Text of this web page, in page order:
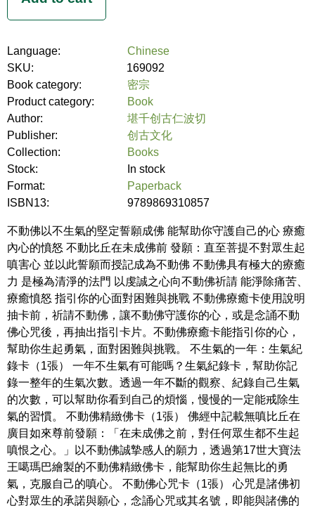
Language:
Chinese
SKU:
169092
Book category:
密宗
Product category:
Book
Author:
堪千创古仁波切
Publisher:
创古文化
Collection:
Books
Stock:
In stock
Format:
Paperback
ISBN13:
9789869310857
不動佛以不生氣的堅定誓願成佛 能幫助你守護自己的心 療癒
內心的憤怒 不動比丘在未成佛前 發願：直至菩提不對眾生起
嗔害心 並以此誓願而授記成為不動佛 不動佛具有極大的療癒
力 是極為清淨的法門 以虔誠之心向不動佛祈請 能淨除痛苦、
療癒憤怒 指引你的心面對困難與挑戰 不動佛療癒卡使用說明
抽卡前，祈請不動佛，讓不動佛守護你的心，或是念誦不動
佛心咒後，再抽出指引卡片。不動佛療癒卡能指引你的心，
幫助你生起勇氣，面對困難與挑戰。 不生氣的一年：生氣紀
錄卡（1張） 一年不生氣有可能嗎？生氣紀錄卡，幫助你記
錄一整年的生氣次數。透過一年不斷的觀察、紀錄自己生氣
的次數，可以幫助你看到自己的煩惱，慢慢的一定能戒除生
氣的習慣。 不動佛精緻佛卡（1張） 佛經中記載無嗔比丘在
廣目如來尊前發願：「在未成佛之前，對任何眾生都不生起
嗔恨之心。」以不動佛誠摯感人的願力，透過第17世大寶法
王噶瑪巴繪製的不動佛精緻佛卡，能幫助你生起無比的勇
氣，克服自己的嗔心。 不動佛心咒卡（1張） 心咒是諸佛初
心對眾生的承諾與願心，念誦心咒或其名號，即能與諸佛的